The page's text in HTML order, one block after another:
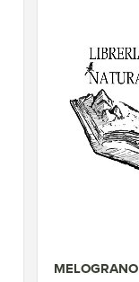
MELOGRANO